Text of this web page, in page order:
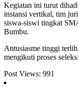
Kegiatan ini turut
instansi vertikal, tim
siswa-siswi tingkat
Bumbu.
Antusiasme tinggi
mengikuti proses
Post Views: 991